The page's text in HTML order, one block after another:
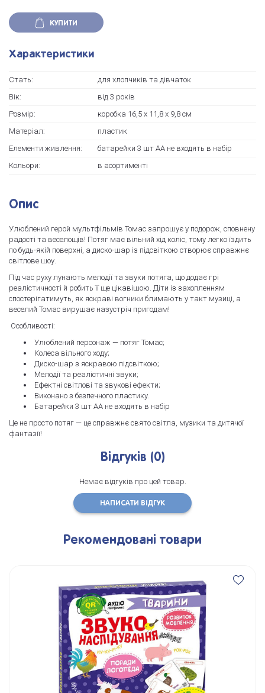
КУПИТИ
Характеристики
Стать:
для хлопчиків та дівчаток
Вік:
вiд 3 рокiв
Розмір:
коробка 16,5 х 11,8 х 9,8 см
Матеріал:
пластик
Елементи живлення:
батарейки 3 шт АА не входять в набір
Кольори:
в асортименті
Опис
Улюблений герой мультфільмів Томас запрошує у подорож, сповнену
радості та веселощів! Потяг має вільний хід коліс, тому легко їздить
по будь-якій поверхні, а диско-шар із підсвіткою створює справжнє
світлове шоу.
Під час руху лунають мелодії та звуки потяга, що додає грі
реалістичності й робить її ще цікавішою. Діти із захопленням
спостерігатимуть, як яскраві вогники блимають у такт музиці, а
веселий Томас вирушає назустріч пригодам!
Особливості:
Улюблений персонаж — потяг Томас;
Колеса вільного ходу;
Диско-шар з яскравою підсвіткою;
Мелодії та реалістичні звуки;
Ефектні світлові та звукові ефекти;
Виконано з безпечного пластику.
Батарейки 3 шт АА не входять в набір
Це не просто потяг — це справжнє свято світла, музики та дитячої
фантазії!
Відгуків (0)
Немає відгуків про цей товар.
НАПИСАТИ ВІДГУК
Рекомендовані товари